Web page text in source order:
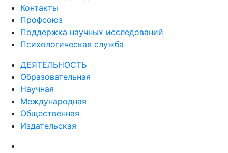
Контакты
Профсоюз
Поддержка научных исследований
Психологическая служба
ДЕЯТЕЛЬНОСТЬ
Образовательная
Научная
Международная
Общественная
Издательская